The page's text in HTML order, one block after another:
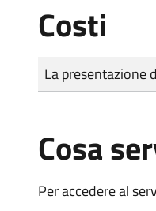
Costi
Tipo di pagamento
Importo
La presentazione
Cosa
Per accedere al